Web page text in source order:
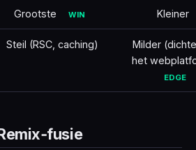
Grootste WIN Kleiner
Steil (RSC, caching)
Milder
het
EDGE